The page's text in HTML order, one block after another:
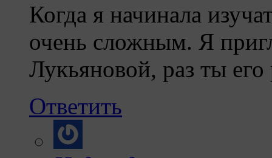
Когда я начинала
очень сложным. Я
Лукьяновой, раз ты
Ответить